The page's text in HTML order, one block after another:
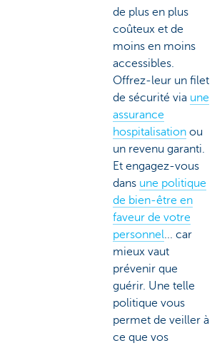
de plus en plus
coûteux et de
moins en moins
accessibles.
Offrez-leur un filet
de sécurité via une
assurance
hospitalisation ou
un revenu garanti.
Et engagez-vous
dans une politique
de bien-être en
faveur de votre
personnel... car
mieux vaut
prévenir que
guérir. Une telle
politique vous
permet de veiller à
ce que vos